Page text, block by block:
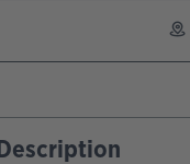
Description